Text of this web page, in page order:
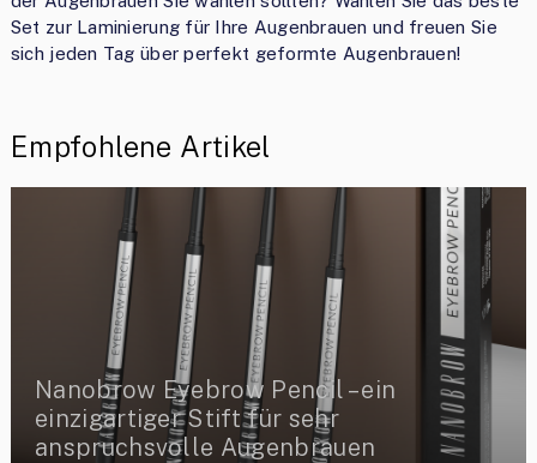
Set zur Laminierung für Ihre Augenbrauen und freuen Sie
sich jeden Tag über perfekt geformte Augenbrauen!
Empfohlene Artikel
Nanobrow Eyebrow Pencil – ein
einzigartiger Stift für sehr
anspruchsvolle Augenbrauen